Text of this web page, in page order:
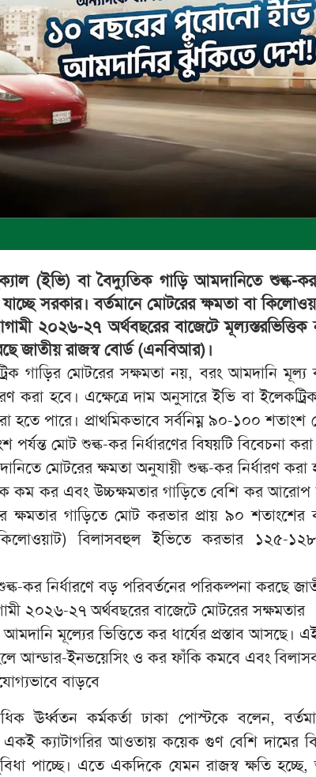
(ইভি) বা বৈদ্যুতিক গাড়ি আমদানিতে শুল্ক-কর
সরকার। বর্তমানে মোটরের ক্ষমতা বা
২০২৬-২৭ অর্থবছরের বাজেটে
জাতীয় রাজস্ব বোর্ড (এনবিআর)।
গাড়ির মোটরের সক্ষমতা নয়, বরং আমদানি মূল্য
করা হবে। এক্ষেত্রে দাম অনুসারে ইভি বা
হতে পারে। প্রাথমিকভাবে সর্বনিম্ন ৯০-১০০
মোট শুল্ক-কর নির্ধারণের বিষয়টি বিবেচনা করা
মোটরের ক্ষমতা অনুযায়ী শুল্ক-কর নির্ধারণ
কম কর এবং উচ্চক্ষমতার গাড়িতে বেশি কর আরোপ
ক্ষমতার গাড়িতে মোট করভার প্রায় ৯০ শতাংশের
বিলাসবহুল ইভিতে করভার ১২৫-
কর নির্ধারণে বড় পরিবর্তনের পরিকল্পনা করছে
২০২৬-২৭ অর্থবছরের বাজেটে মোটরের সক্ষমতার
মূল্যের ভিত্তিতে কর ধার্যের প্রস্তাব আসছে।
আন্ডার-ইনভয়েসিং ও কর ফাঁকি কমবে এবং
বাড়বে
ঊর্ধ্বতন কর্মকর্তা ঢাকা পোস্টকে বলেন,
একই ক্যাটাগরির আওতায় কয়েক গুণ বেশি দামের
পাচ্ছে। এতে একদিকে যেমন রাজস্ব ক্ষতি হচ্ছে,